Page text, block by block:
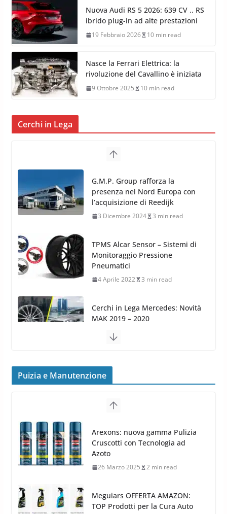
Nuova Audi RS 5 2026: 639 CV .. RS
ibrido plug-in ad alte prestazioni
19 Febbraio 2026 10 min read
Nasce la Ferrari Elettrica: la
rivoluzione del Cavallino è iniziata
9 Ottobre 2025 10 min read
Cerchi in Lega
G.M.P. Group rafforza la
l’acquisizione di Reedijk
TPMS Alcar Sensor – Sistemi di
Monitoraggio Pressione
Pneumatici
Cerchi in Lega Mercedes: Novità
MAK 2019 – 2020
16 Settembre 2019 1 min read
Cerchi in Lega Volvo: Nuovi
MAK FIVESTAR (2019)
24 Luglio 2019
peggiorano davvero comfort,
frenata e handling
Puizia e Manutenzione
Arexons: nuova gamma Pulizia
Azoto
Meguiars OFFERTA AMAZON:
TOP Prodotti per la Cura Auto
2023
Bidone Aspiratutto: i 10 Migliori